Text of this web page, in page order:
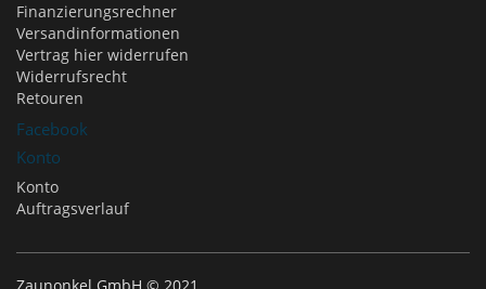
Finanzierungsrechner
Versandinformationen
Vertrag hier widerrufen
Widerrufsrecht
Retouren
Facebook
Konto
Konto
Auftragsverlauf